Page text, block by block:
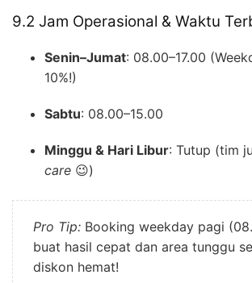
9.2 Jam Operasional & Waktu
Senin–Jumat: 08.00–17.00
10%!)
Sabtu: 08.00–15.00
Minggu & Hari Libur: Tutup (tim
care 😉)
Pro Tip: Booking weekday pagi
buat hasil cepat dan area tunggu
diskon hemat!